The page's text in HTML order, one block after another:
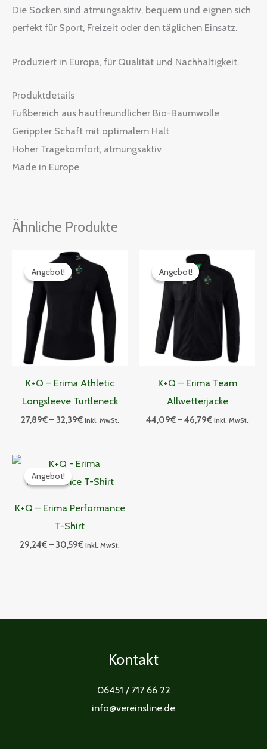
Die Socken sind atmungsaktiv, bequem und eignen sich
perfekt für Sport, Freizeit oder den täglichen Einsatz.
Produziert in Europa, für Qualität und Nachhaltigkeit.
Produktdetails
Fußbereich aus hautfreundlicher Bio-Baumwolle
Gerippter Schaft mit optimalem Halt
Hoher Tragekomfort, atmungsaktiv
Made in Europe
Ähnliche Produkte
Angebot!
Angebot!
K+Q – Erima Athletic
Longsleeve Turtleneck
27,89€– 32,39€
Preisspanne:
27,89€
32,39€
inkl. MwSt.
Angebot!
Angebot!
K+Q – Erima Team
Allwetterjacke
44,09€–46,79€
44,09€
46,79€
inkl. MwSt.
Angebot!
Angebot!
K+Q – Erima Performance
T-Shirt
29,24€– 30,59€
Preisspanne:
bis
inkl. MwSt.
Kontakt
06451 / 717 66 22
info@vereinsline.de